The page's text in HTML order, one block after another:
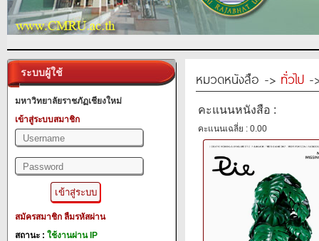
ระบบผู้ใช้
มหาวิทยาลัยราชภัฏเชียงใหม่
เข้าสู่ระบบสมาชิก
สมัครสมาชิก ลืมรหัสผ่าน
สถานะ : ใช้งานผ่าน IP
หมวดหนังสือ -> ทั่วไป -
คะแนนหนังสือ :
คะแนนเฉลี่ย : 0.00